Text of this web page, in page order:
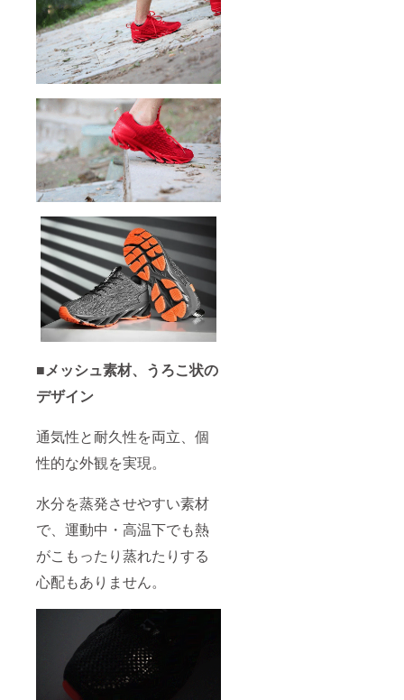
■メッシュ素材、うろこ状の
デザイン
通気性と耐久性を両立、個
性的な外観を実現。
水分を蒸発させやすい素材
で、運動中・高温下でも熱
がこもったり蒸れたりする
心配もありません。